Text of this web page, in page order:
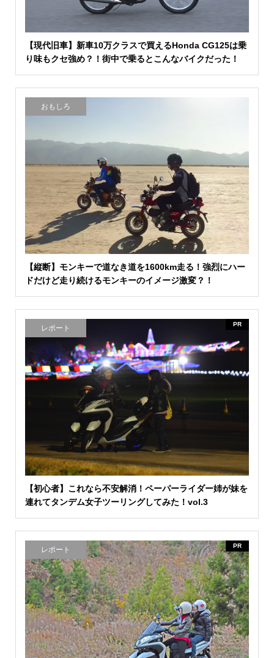
【現代旧車】新車10万クラスで買えるHonda CG125は乗
り味もクセ強め？！街中で乗るとこんなバイクだった！
おもしろ
【縦断】モンキーで道なき道を1600km走る！強烈にハー
ドだけど走り続けるモンキーのイメージ激変？！
レポート PR
【初心者】これなら不安解消！ペーパーライダー姉が妹を
連れてタンデム女子ツーリングしてみた！vol.3
レポート PR